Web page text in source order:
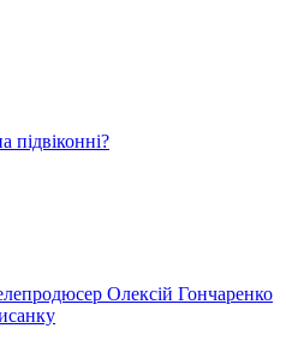
підвіконні?
Олексій Гончаренко